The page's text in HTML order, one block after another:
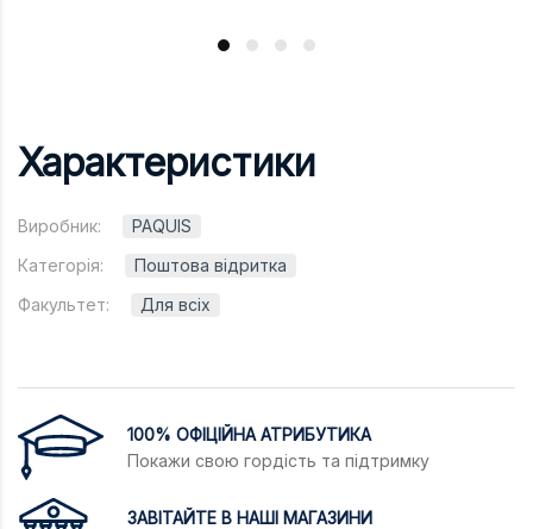
Характеристики
Виробник:
PAQUIS
Категорія:
Поштова відритка
Факультет:
Для всіх
100% ОФІЦІЙНА АТРИБУТИКА
Покажи свою гордість та підтримку
ЗАВІТАЙТЕ В НАШІ МАГАЗИНИ